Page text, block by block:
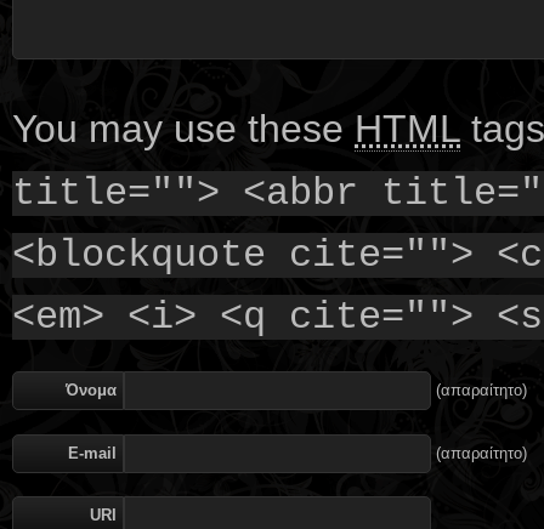
You may use these HTML
title=""> <abbr
<blockquote cite="">
<em> <i> <q cite="">
Όνομα (απαραίτητο)
E-mail (απαραίτητο)
URI